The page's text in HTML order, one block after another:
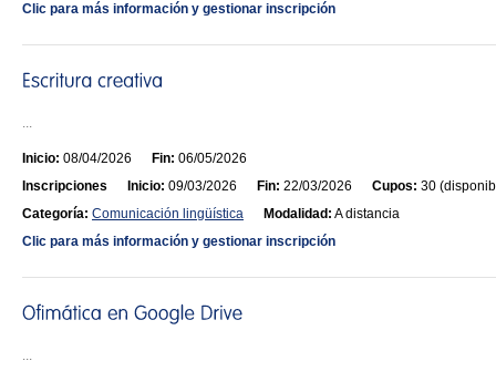
Clic para más información y gestionar inscripción
...
Inicio: 08/04/2026 Fin: 06/05/2026
Inscripciones
Inicio: 09/03/2026 Fin: 22/03/2026 Cupos: 30
Categoría: Comunicación lingüística Modalidad: A distancia
Clic para más información y gestionar inscripción
...